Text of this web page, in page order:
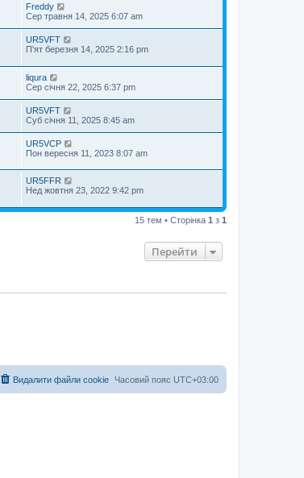
Freddy
Сер травня 14, 2025 6:07 am
UR5VFT
П'ят березня 14, 2025 2:16 pm
liqura
Сер січня 22, 2025 6:37 pm
UR5VFT
Суб січня 11, 2025 8:45 am
UR5VCP
Пон вересня 11, 2023 8:07 am
UR5FFR
Нед жовтня 23, 2022 9:42 pm
15 тем • Сторінка 1 з 1
Перейти
Часовий пояс UTC+03:00
Видалити файли cookie